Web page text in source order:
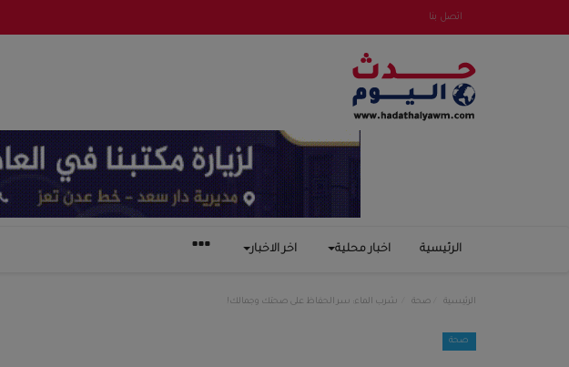
اتصل بنا
الرئيسية اخبار محلية اخر الاخبار
الرئيسية صحة شرب الماء: سر الحفاظ على صحتك وجمالك!
صحة